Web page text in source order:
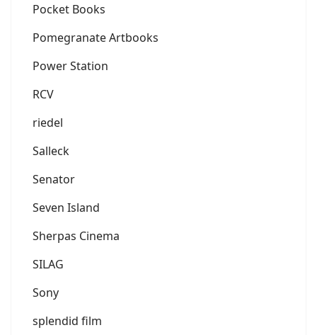
Pocket Books
Pomegranate Artbooks
Power Station
RCV
riedel
Salleck
Senator
Seven Island
Sherpas Cinema
SILAG
Sony
splendid film